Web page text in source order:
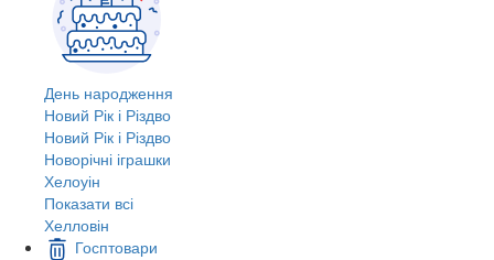
День народження
Новий Рік і Різдво
Новий Рік і Різдво
Новорічні іграшки
Хелоуін
Показати всі
Хелловін
Госптовари